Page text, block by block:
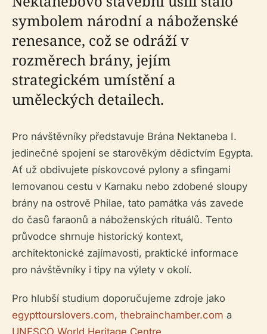
symbolem národní a náboženské
renesance, což se odráží v
rozměrech brány, jejím
strategickém umístění a
uměleckých detailech.
Pro návštěvníky představuje Brána Nektaneba I.
jedinečné spojení se starověkým dědictvím Egypta.
Ať už obdivujete pískovcové pylony a sfingami
lemovanou cestu v Karnaku nebo zdobené sloupy
brány na ostrově Philae, tato památka vás zavede
do časů faraonů a náboženských rituálů. Tento
průvodce shrnuje historický kontext,
architektonické zajímavosti, praktické informace
pro návštěvníky i tipy na výlety v okolí.
Pro hlubší studium doporučujeme zdroje jako
egypttourslovers.com, thebrainchamber.com a
UNESCO World Heritage Centre